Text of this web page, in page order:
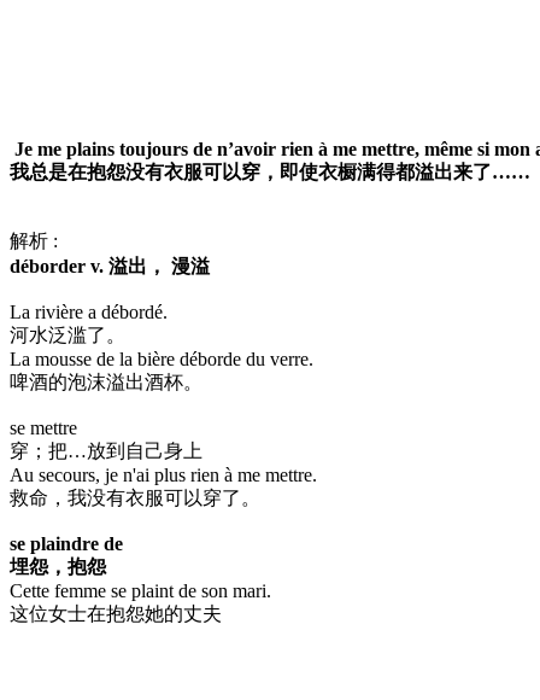
Je me plains toujours de n’avoir rien à me mettre, même si
我总是在抱怨没有衣服可以穿，即使衣橱满得都溢出来了……
解析 :
déborder v. 溢出， 漫溢
La rivière a débordé.
河水泛滥了。
La mousse de la bière déborde du verre.
啤酒的泡沫溢出酒杯。
se mettre
穿；把…放到自己身上
Au secours, je n'ai plus rien à me mettre.
救命，我没有衣服可以穿了。
se plaindre de
埋怨，抱怨
Cette femme se plaint de son mari.
这位女士在抱怨她的丈夫